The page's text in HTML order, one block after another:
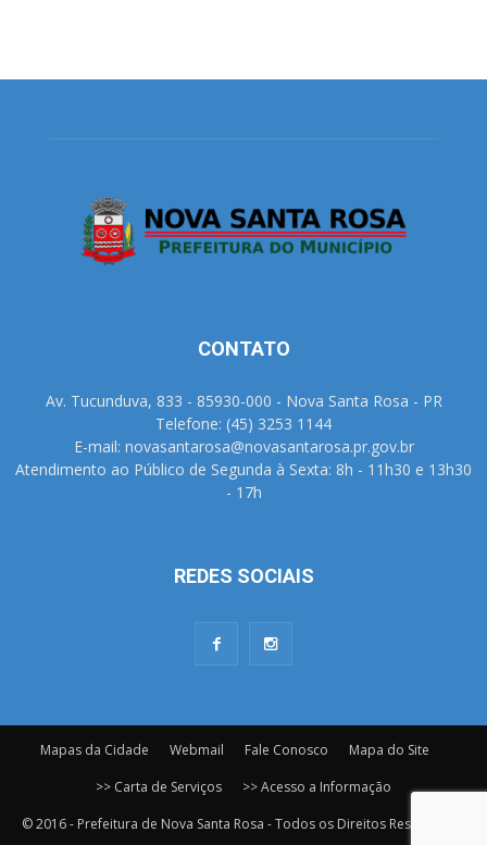
CONTATO
Av. Tucunduva, 833 - 85930-000 - Nova Santa Rosa - PR
Telefone: (45) 3253 1144
E-mail: novasantarosa@novasantarosa.pr.gov.br
Atendimento ao Público de Segunda à Sexta: 8h - 11h30 e 13h30
- 17h
REDES SOCIAIS
Mapas da Cidade Webmail Fale Conosco
Mapa do Site
>> Carta de Serviços
>> Acesso a Informação
© 2016 - Prefeitura de Nova Santa Rosa - Todos os Direitos Reservados.